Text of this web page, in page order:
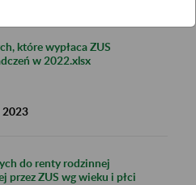
które wypłaca ZUS
w 2022.xlsx
2023
do renty rodzinnej
przez ZUS wg wieku i płci